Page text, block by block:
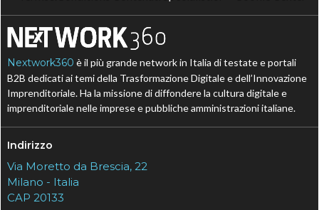
Nextwork360 è il più grande network in Italia di testate e portali
B2B dedicati ai temi della Trasformazione Digitale e dell’Innovazione
Imprenditoriale. Ha la missione di diffondere la cultura digitale e
imprenditoriale nelle imprese e pubbliche amministrazioni italiane.
Indirizzo
Via Moretto da Brescia, 22
Milano - Italia
CAP 20133